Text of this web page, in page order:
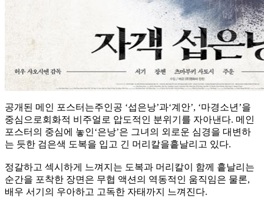
공개된 메인 포스터는주인공 ‘섭은낭’과‘계안’, ‘마경소년’을
중심으로회화적 비주얼로 압도적인 분위기를 자아낸다. 메인
포스터의 중심에 놓인‘은낭’은 그녀의 외로운 심경을 대변하
는 듯한 검은색 도복을 입고 긴 머리칼을흩날리고 있다.
정갈하고 섹시하게 느껴지는 도복과 머리칼이 함께 흩날리는
순간을 포착한 장면은 무협 액션의 역동적인 움직임은 물론,
배우 서기의 우아하고 고독한 자태까지 느껴진다.